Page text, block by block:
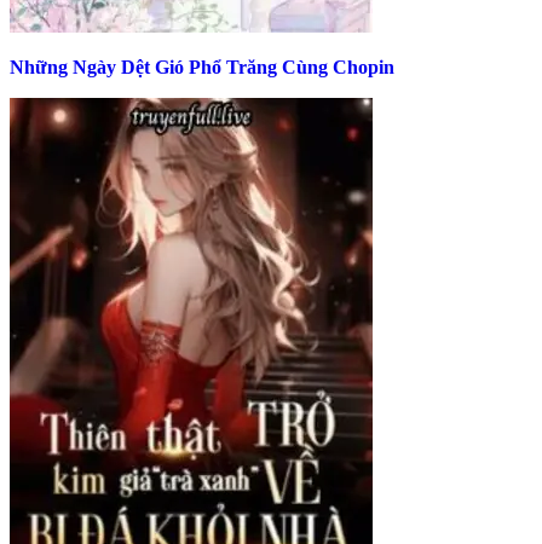
Những Ngày Dệt Gió Phổ Trăng Cùng Chopin